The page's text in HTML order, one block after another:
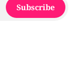
Subscribe